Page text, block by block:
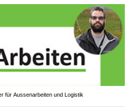
für Aussenarbeiten und Logistik